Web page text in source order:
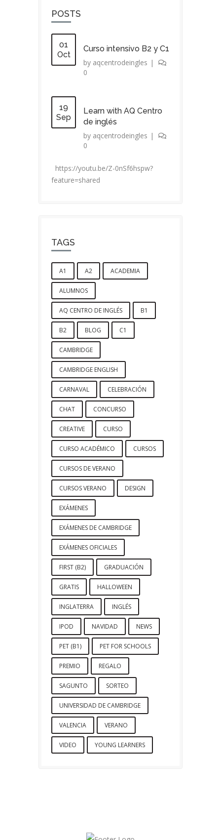
POSTS
01
Oct
Curso intensivo B2 y C1
by aqcentrodeingles |
0
19
Sep
Learn with AQ Centro
de inglés
by aqcentrodeingles |
0
https://youtu.be/Z-0nSf6hspw?
feature=shared
TAGS
A1 A2 ACADEMIA
ALUMNOS
AQ CENTRO DE INGLÉS B1
B2 BLOG C1
CAMBRIDGE
CAMBRIDGE ENGLISH
CARNAVAL CELEBRACIÓN
CHAT CONCURSO
CREATIVE CURSO
CURSO ACADÉMICO CURSOS
CURSOS DE VERANO
CURSOS VERANO DESIGN
EXÁMENES
EXÁMENES DE CAMBRIDGE
EXÁMENES OFICIALES
FIRST (B2) GRADUACIÓN
GRATIS HALLOWEEN
INGLATERRA INGLÉS
IPOD NAVIDAD NEWS
PET (B1) PET FOR SCHOOLS
PREMIO REGALO
SAGUNTO SORTEO
UNIVERSIDAD DE CAMBRIDGE
VALENCIA VERANO
VIDEO YOUNG LEARNERS